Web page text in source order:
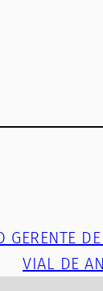
GERENTE
VIAL DE